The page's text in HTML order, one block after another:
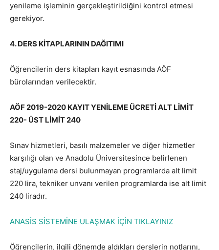
yenileme işleminin gerçekleştirildiğini kontrol etmesi
gerekiyor.
4. DERS KİTAPLARININ DAĞITIMI
Öğrencilerin ders kitapları kayıt esnasında AÖF
bürolarından verilecektir.
AÖF 2019-2020 KAYIT YENİLEME ÜCRETİ ALT LİMİT
220- ÜST LİMİT 240
Sınav hizmetleri, basılı malzemeler ve diğer hizmetler
karşılığı olan ve Anadolu Üniversitesince belirlenen
staj/uygulama dersi bulunmayan programlarda alt limit
220 lira, tekniker unvanı verilen programlarda ise alt limit
240 liradır.
ANASİS SİSTEMİNE ULAŞMAK İÇİN TIKLAYINIZ
Öğrencilerin, ilgili dönemde aldıkları derslerin notlarını,